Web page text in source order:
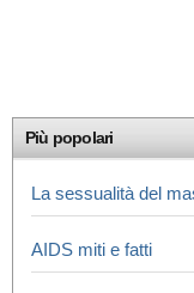
Più popolari
La sessualità del
AIDS miti e fatti